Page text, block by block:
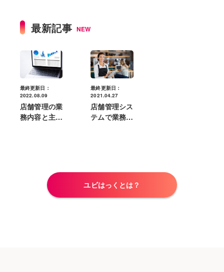
最新記事 NEW
最終更新日：
2022.08.09
店舗管理の業
務内容と主な
最終更新日：
2021.04.27
店舗管理シス
テムで業務効
ユビはっくとは？